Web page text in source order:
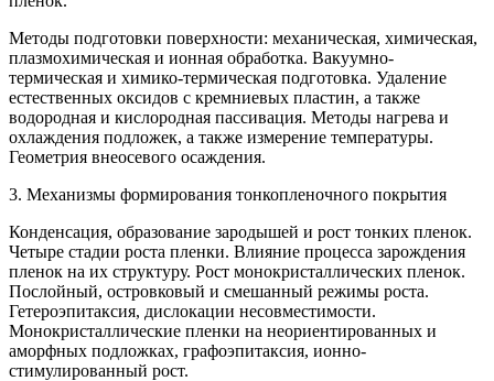
Методы подготовки поверхности: механическая, химическая,
плазмохимическая и ионная обработка. Вакуумно-
термическая и химико-термическая подготовка. Удаление
естественных оксидов с кремниевых пластин, а также
водородная и кислородная пассивация. Методы нагрева и
охлаждения подложек, а также измерение температуры.
Геометрия внеосевого осаждения.
3. Механизмы формирования тонкопленочного покрытия
Конденсация, образование зародышей и рост тонких пленок.
Четыре стадии роста пленки. Влияние процесса зарождения
пленок на их структуру. Рост монокристаллических пленок.
Послойный, островковый и смешанный режимы роста.
Гетероэпитаксия, дислокации несовместимости.
Монокристаллические пленки на неориентированных и
аморфных подложках, графоэпитаксия, ионно-
стимулированный рост.